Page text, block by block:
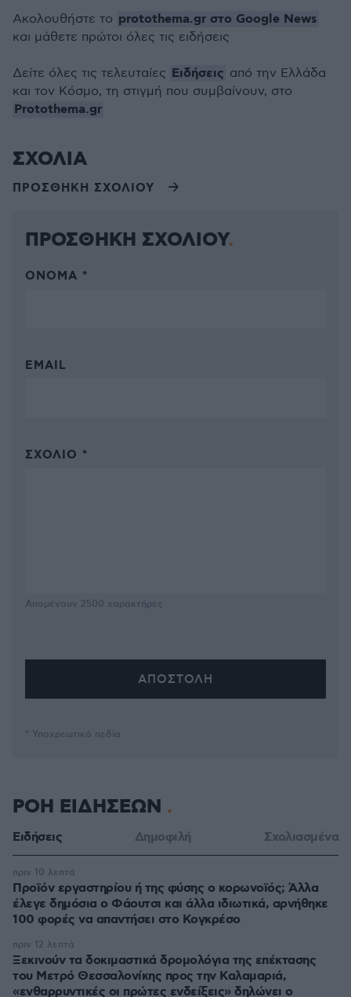
Ακολουθήστε το protothema.gr στο Google News
και μάθετε πρώτοι όλες τις ειδήσεις
Δείτε όλες τις τελευταίες Ειδήσεις από την Ελλάδα
και τον Κόσμο, τη στιγμή που συμβαίνουν, στο
Protothema.gr
ΣΧΟΛΙΑ
ΠΡΟΣΘΗΚΗ ΣΧΟΛΙΟΥ
ΠΡΟΣΘΗΚΗ ΣΧΟΛΙΟΥ
ΌΝΟΜΑ *
EMAIL
ΣΧΌΛΙΟ *
Απομένουν 2500 χαρακτήρες
* Υποχρεωτικά πεδία
ΡΟΗ ΕΙΔΗΣΕΩΝ
Ειδήσεις Δημοφιλή Σχολιασμένα
Προϊόν εργαστηρίου ή της φύσης ο κορωνοϊός; Άλλα
έλεγε δημόσια ο Φάουτσι και άλλα ιδιωτικά, αρνήθηκε
100 φορές να απαντήσει στο Κογκρέσο
πριν 10 λεπτά
Ξεκινούν τα δοκιμαστικά δρομολόγια της επέκτασης
του Μετρό Θεσσαλονίκης προς την Καλαμαριά,
«ενθαρρυντικές οι πρώτες ενδείξεις» δηλώνει ο
πριν 12 λεπτά